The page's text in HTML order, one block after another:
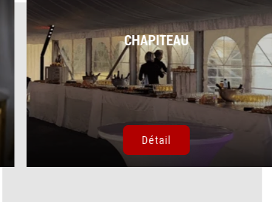
CHAPITEAU
Détail